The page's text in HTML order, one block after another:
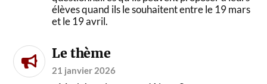
élèves quand ils le souhaitent entre le 19 mars
et le 19 avril.
Le thème
21 janvier 2026